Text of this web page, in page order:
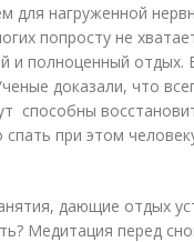
для нагруженной
попросту не
и полноценный отдых.
доказали, что
способны
спать при этом
дающие отдых
Медитация перед